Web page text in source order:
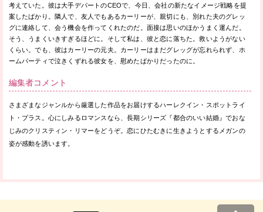
考えていた。彼は大手デパートのCEOで、今日、会社の新たなイメージ戦略を提
案したばかり。隣人で、友人でもあるカーリーが、親切にも、別れた夫のグレッ
グに連絡して、会う機会を作ってくれたのだ。面接は思いのほかうまく運んだ。
そう、うまくいきすぎるほどに。そして私は、彼と恋に落ちた。救いようがない
くらい。でも、彼はカーリーの元夫。カーリーはまだグレッグが忘れられず、ホ
ームパーティで泣きくずれる彼女を、慰めたばかりだったのに。
編集者コメント
さまざまなジャンルから厳選した作品をお届けするハーレクイン・スポットライ
ト・プラス。心にしみるロマンスなら、長期シリーズ『都合のいい結婚』でおな
じみのクリスティン・リマーをどうぞ。恋にひたむきに生きようとするメガンの
姿が感動を誘います。